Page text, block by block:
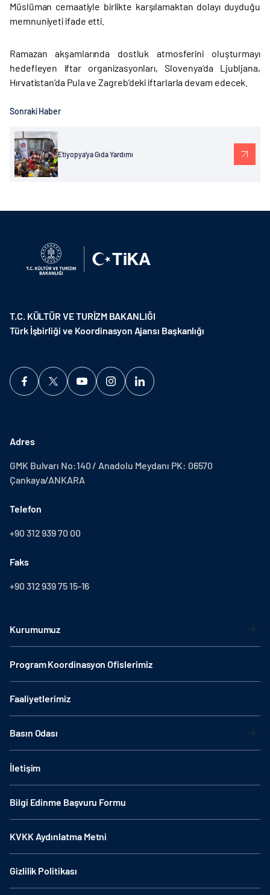
Müslüman cemaatiyle birlikte karşılamaktan dolayı duyduğu
memnuniyeti ifade etti.
Ramazan akşamlarında dostluk atmosferini oluşturmayı
hedefleyen iftar organizasyonları, Slovenya’da Ljubljana,
Hırvatistan’da Pula ve Zagreb’deki iftarlarla devam edecek.
Sonraki Haber
Etiyopya’ya Gıda Yardımı
T.C. KÜLTÜR VE TURİZM BAKANLIĞI
Türk İşbirliği ve Koordinasyon Ajansı Başkanlığı
Adres
GMK Bulvarı No:140 / Anadolu Meydanı PK: 06570
Çankaya/ANKARA
Telefon
+90 312 939 70 00
Faks
+90 312 939 75 15-16
Kurumumuz
Program Koordinasyon Ofislerimiz
Faaliyetlerimiz
Basın Odası
İletişim
Bilgi Edinme Başvuru Formu
KVKK Aydınlatma Metni
Gizlilik Politikası